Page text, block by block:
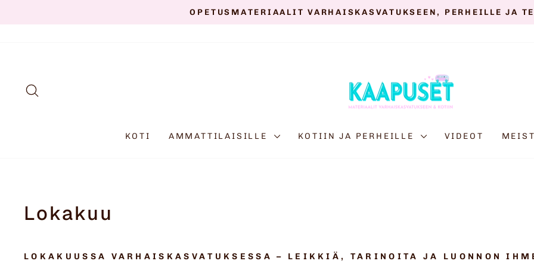
OPETUSMATERIAALIT VARHAISKASVATUKSEEN, PERHEILLE JA
KOTI AMMATTILAISILLE KOTIIN JA PERHEILLE VIDEOT
Lokakuu
LOKAKUUSSA VARHAISKASVATUKSESSA – LEIKKIÄ, TARINOITA JA LUONNON